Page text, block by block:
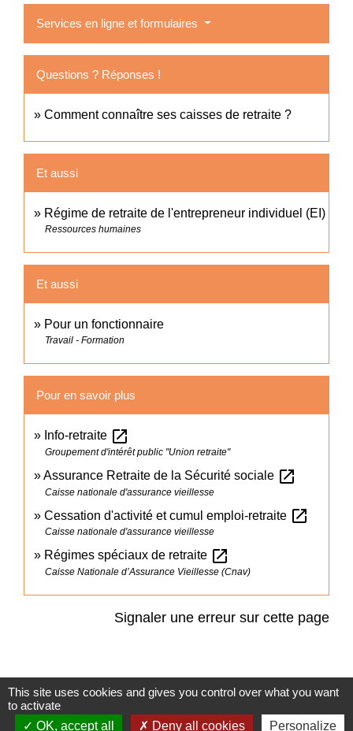
Services en ligne et formulaires
Questions ? Réponses !
Comment connaître ses caisses de retraite ?
Et aussi
Régime de retraite de l'entrepreneur individuel (EI)
Ressources humaines
Et aussi
Pour un fonctionnaire
Travail - Formation
Pour en savoir plus
Info-retraite open_in_new
Groupement d'intérêt public "Union retraite"
Assurance Retraite de la Sécurité sociale open_in_new
Caisse nationale d'assurance vieillesse
Cessation d'activité et cumul emploi-retraite open_in_new
Caisse nationale d'assurance vieillesse
Régimes spéciaux de retraite open_in_new
Caisse Nationale d’Assurance Vieillesse (Cnav)
Signaler une erreur sur cette page
Accès directs
This site uses cookies and gives you control over what you want
to activate
OK, accept all
Deny all cookies Personalize